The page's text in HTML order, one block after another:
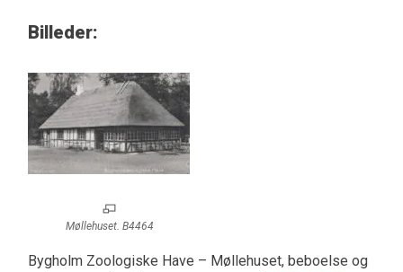
Billeder:
Møllehuset. B4464
Bygholm Zoologiske Have – Møllehuset, beboelse og